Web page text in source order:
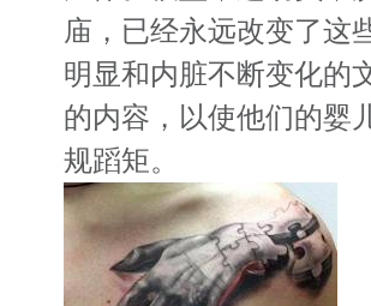
庙，已经永远改变了这
明显和内脏不断变化的
的内容，以使他们的婴
规蹈矩。